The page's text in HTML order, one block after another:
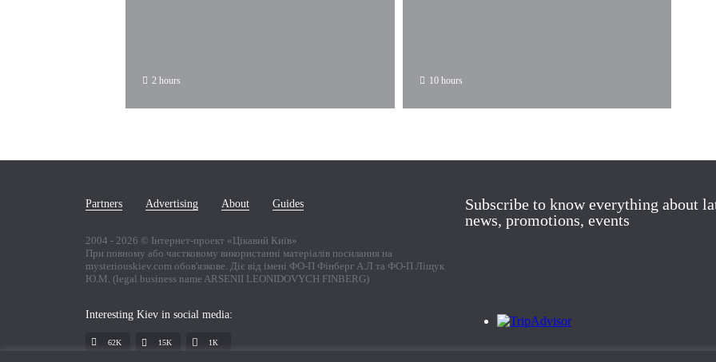
2 hours 10 hours
Partners Advertising About Guides
2004 - 2026 © Інтернет-проект «Цікавий Київ»
При повному або частковому використанні матеріалів посилання на
mysteriouskiev.com обов'язкове. Діє від імені ФО-П Фінберг А.Л та ФО-П Ліщук
Ю.М. (legal business name ARSENII LEONIDOVYCH FINBERG)
Interesting Kiev in social media:
62K 15K 1К
Subscribe to know everything about
news, promotions, events